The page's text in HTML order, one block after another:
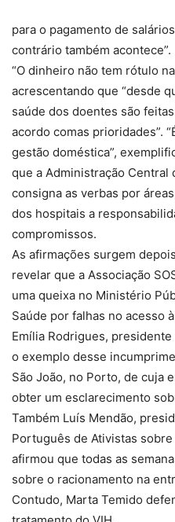
para o pagamento de
contrário também acontece”.
“O dinheiro não tem rótulo
acrescentando que “desde
saúde dos doentes são
acordo comas prioridades”.
gestão doméstica”,
que a Administração Central
consigna as verbas por
dos hospitais a
compromissos.
As afirmações surgem
revelar que a Associação
uma queixa no Ministério
Saúde por falhas no acesso
Emília Rodrigues,
o exemplo desse
São João, no Porto, de cuja
obter um esclarecimento
Também Luís Mendão,
Português de Ativistas
afirmou que todas as
sobre o racionamento na
Contudo, Marta Temido